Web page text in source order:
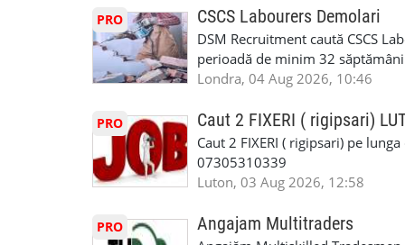
oferta pe care sa o folositi la
WhatsApp: +44 7467 838 881
numele, experienta si data la
link-ul de jos. Sanatate si mult
INSTALLATION LIMITED
PRO CSCS Labourers Demolari
DSM Recruitment caută CSCS
perioadă de minim 32
oferă ore suplimentare și
informații, contactați-ne la: 📞
Londra, 04 Aug 2026, 10:46
PRO Caut 2 FIXERI ( rigipsari)
Caut 2 FIXERI ( rigipsari) pe
07305310339
Luton, 03 Aug 2026, 12:58
PRO Angajam Multitraders